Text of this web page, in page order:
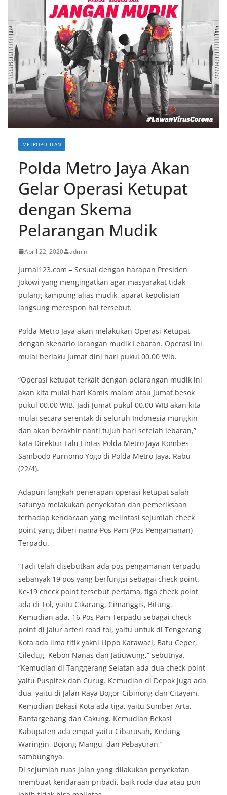
METROPOLITAN
Polda Metro Jaya Akan
Gelar Operasi Ketupat
dengan Skema
Pelarangan Mudik
April 22, 2020 admin
Jurnal123.com – Sesuai dengan harapan Presiden
Jokowi yang mengingatkan agar masyarakat tidak
pulang kampung alias mudik, aparat kepolisian
langsung merespon hal tersebut.
Polda Metro Jaya akan melakukan Operasi Ketupat
dengan skenario larangan mudik Lebaran. Operasi ini
mulai berlaku Jumat dini hari pukul 00.00 Wib.
“Operasi ketupat terkait dengan pelarangan mudik ini
akan kita mulai hari Kamis malam atau Jumat besok
pukul 00.00 WIB. Jadi Jumat pukul 00.00 WIB akan kita
mulai secara serentak di seluruh Indonesia mungkin
dan akan berakhir nanti tujuh hari setelah lebaran,”
kata Direktur Lalu Lintas Polda Metro Jaya Kombes
Sambodo Purnomo Yogo di Polda Metro Jaya, Rabu
(22/4).
Adapun langkah penerapan operasi ketupat salah
satunya melakukan penyekatan dan pemeriksaan
terhadap kendaraan yang melintasi sejumlah check
point yang diberi nama Pos Pam (Pos Pengamanan)
Terpadu.
“Tadi telah disebutkan ada pos pengamanan terpadu
sebanyak 19 pos yang berfungsi sebagai check point.
Ke-19 check point tersebut pertama, tiga check point
ada di Tol, yaitu Cikarang, Cimanggis, Bitung.
Kemudian ada, 16 Pos Pam Terpadu sebagai check
point di jalur arteri road tol, yaitu untuk di Tengerang
Kota ada lima titik yakni Lippo Karawaci, Batu Ceper,
Ciledug, Kebon Nanas dan Jatiuwung,” sebutnya.
“Kemudian di Tanggerang Selatan ada dua check point
yaitu Puspitek dan Curug. Kemudian di Depok juga ada
dua, yaitu di Jalan Raya Bogor-Cibinong dan Citayam.
Kemudian Bekasi Kota ada tiga, yaitu Sumber Arta,
Bantargebang dan Cakung. Kemudian Bekasi
Kabupaten ada empat yaitu Cibarusah, Kedung
Waringin, Bojong Mangu, dan Pebayuran,”
sambungnya.
Di sejumlah ruas jalan yang dilakukan penyekatan
membuat kendaraan pribadi, baik roda dua atau pun